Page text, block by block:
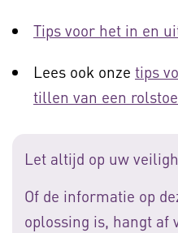
Tips voor het in en
Lees ook onze tips
tillen van een
Let altijd op uw
Of de informatie op
oplossing is, hangt af